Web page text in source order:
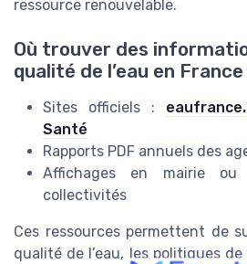
ressource renouvelable.
Où trouver des
qualité de l’eau en France
Sites officiels :
Santé
Rapports PDF annuels des
Affichages en mairie
collectivités
Ces ressources permettent de
qualité de l’eau, les politiques